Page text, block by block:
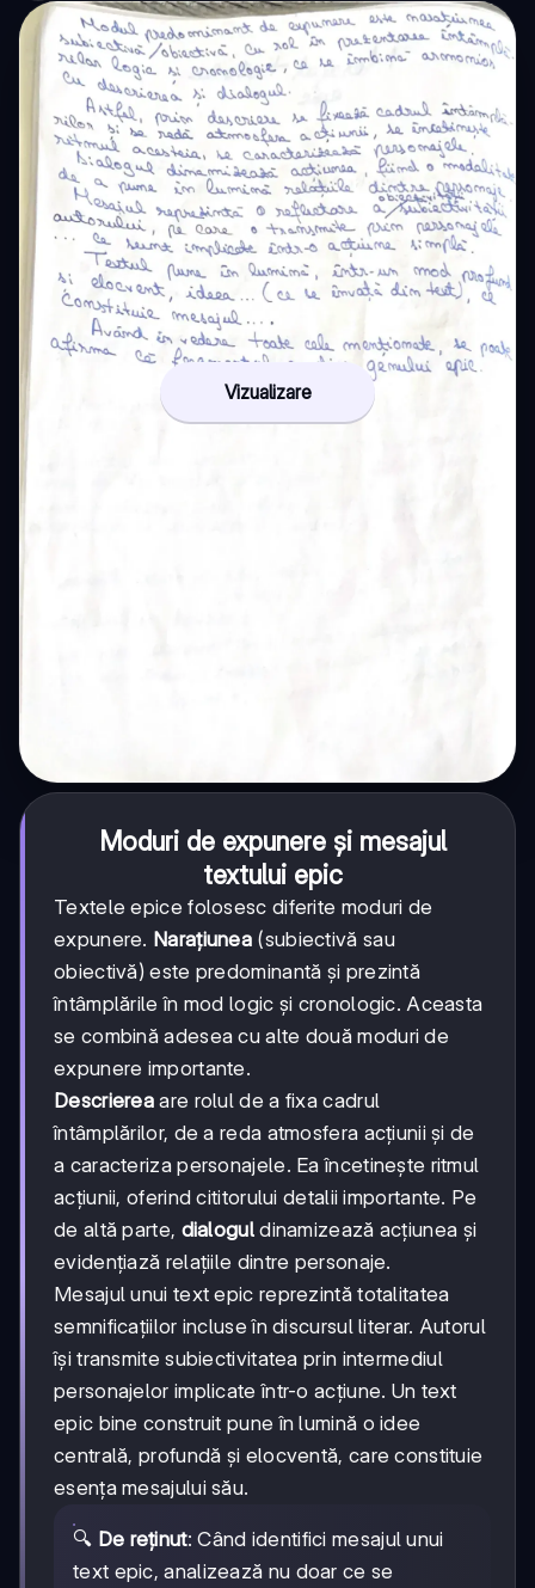
Vizualizare
Moduri de expunere și mesajul
textului epic
Textele epice folosesc diferite moduri de
expunere. Narațiunea (subiectivă sau
obiectivă) este predominantă și prezintă
întâmplările în mod logic și cronologic. Aceasta
se combină adesea cu alte două moduri de
expunere importante.
Descrierea are rolul de a fixa cadrul
întâmplărilor, de a reda atmosfera acțiunii și de
a caracteriza personajele. Ea încetinește ritmul
acțiunii, oferind cititorului detalii importante. Pe
de altă parte, dialoguldinamizează acțiunea și
evidențiază relațiile dintre personaje.
Mesajul unui text epic reprezintă totalitatea
semnificațiilor incluse în discursul literar. Autorul
își transmite subiectivitatea prin intermediul
personajelor implicate într-o acțiune. Un text
epic bine construit pune în lumină o idee
centrală, profundă și elocventă, care constituie
esența mesajului său.
🔍 De reținut: Când identifici mesajul unui
text epic, analizează nu doar ce se